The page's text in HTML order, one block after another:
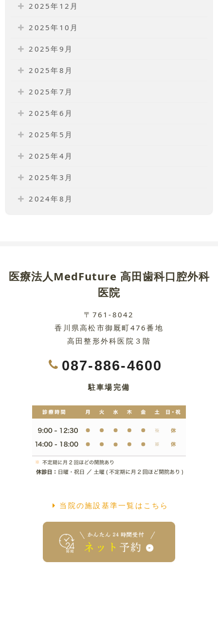
2025年12月
2025年10月
2025年9月
2025年8月
2025年7月
2025年6月
2025年5月
2025年4月
2025年3月
2024年8月
医療法人MedFuture 高田歯科口腔外科
医院
〒761-8042
香川県高松市御厩町476番地
高田整形外科医院３階
087-886-4600
駐車場完備
当院の施設基準一覧はこちら